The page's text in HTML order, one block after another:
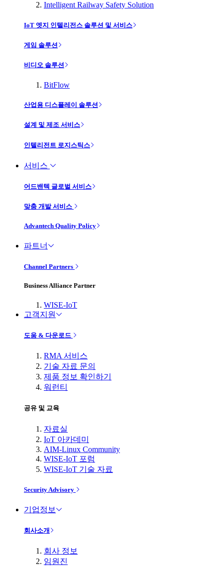
Intelligent Railway Safety Solution
IoT 엣지 인텔리전스 솔루션 및 서비스
게임 솔루션
비디오 솔루션
BitFlow
산업용 디스플레이 솔루션
설계 및 제조 서비스
인텔리전트 로지스틱스
서비스
어드밴텍 글로벌 서비스
맞춤 개발 서비스
Advantech Quality Policy
파트너
Channel Partners
Business Alliance Partner
WISE-IoT
고객지원
도움 & 다운로드
RMA 서비스
기술 자료 문의
제품 정보 확인하기
워런티
공유 및 교육
자료실
IoT 아카데미
AIM-Linux Community
WISE-IoT 포럼
WISE-IoT 기술 자료
Security Advisory
기업정보
회사소개
회사 정보
임원진